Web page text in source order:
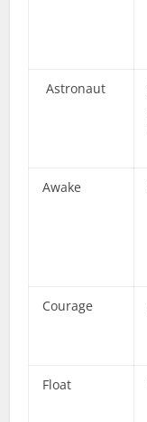
Astronaut
Awake
Courage
Float